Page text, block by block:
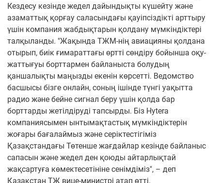
Кездесу кезінде жедел дайындықты күшейту және
азаматтық қорғау саласындағы қауіпсіздікті арттыру
үшін компания жабдықтарын қолдану мүмкіндіктері
талқыланды. "Жақында ТЖМ-нің авиацияны қолдана
отырып, биік ғимараттағы өртті сөндіру бойынша оқу-
жаттығуы борттармен байланыста болудың
қаншалықты маңызды екенін көрсетті. Ведомство
басшысы бізге онлайн, соның ішінде түнгі уақытта
радио және бейне сигнал беру үшін қолда бар
борттарды жетілдіруді тапсырды. Біз Hytera
компаниясымен ынтымақтастық мүмкіндіктерін
жоғары бағалаймыз және серіктестігіміз
Қазақстандағы Төтенше жағдайлар кезінде байланыс
сапасын және жедел ден қоюды айтарлықтай
жақсартуға көмектесетініне сенімдіміз", – деп
Қазақстан ТЖ вице-министрі атап өтті.